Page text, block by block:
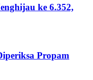
ke 6.352,
Propam